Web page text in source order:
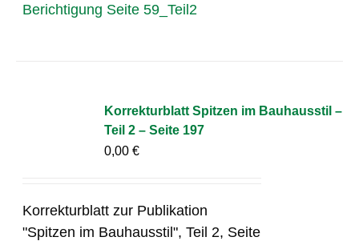
Berichtigung Seite 59_Teil2
Korrekturblatt Spitzen im Bauhausstil –
Teil 2 – Seite 197
0,00€
Korrekturblatt zur Publikation
"Spitzen im Bauhausstil", Teil 2, Seite